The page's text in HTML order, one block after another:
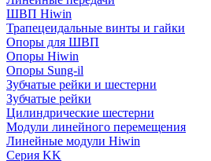
ШВП Hiwin
Трапецеидальные винты и гайки
Опоры для ШВП
Опоры Hiwin
Опоры Sung-il
Зубчатые рейки и шестерни
Зубчатые рейки
Цилиндрические шестерни
Модули линейного перемещения
Линейные модули Hiwin
Серия KK